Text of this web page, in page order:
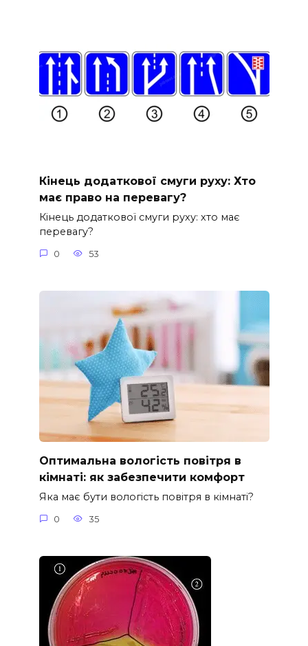
Кінець додаткової смуги руху: Хто
має право на перевагу?
Кінець додаткової смуги руху: хто має
перевагу?
0 53
Оптимальна вологість повітря в
кімнаті: як забезпечити комфорт
Яка має бути вологість повітря в кімнаті?
0 35